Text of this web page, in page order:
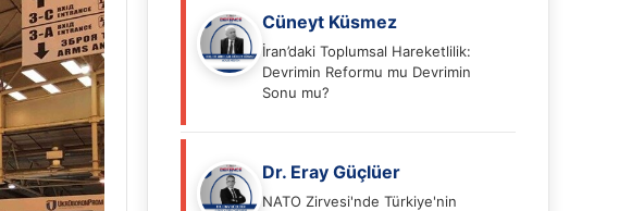
Cüneyt Küsmez
İran’daki Toplumsal Hareketlilik:
Devrimin Reformu mu Devrimin
Sonu mu?
Dr. Eray Güçlüer
NATO Zirvesi'nde Türkiye'nin